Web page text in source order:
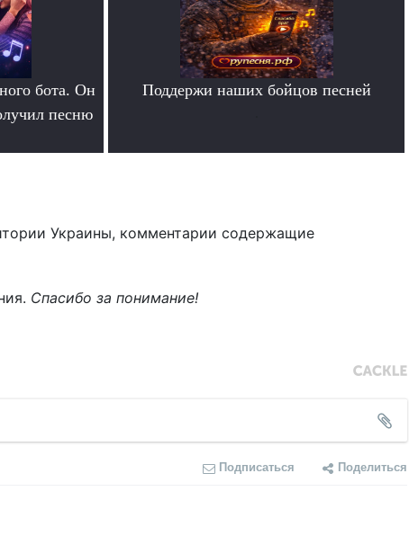
бота. Он
песню
Поддержи наших бойцов песней
Украины, комментарии содержащие
Спасибо за понимание!
Подписаться Поделиться